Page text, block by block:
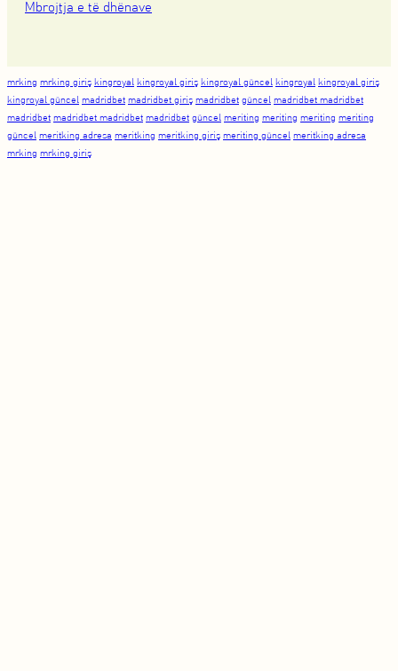
Mbrojtja e të dhënave
mrking mrking giriş kingroyal kingroyal giriş kingroyal güncel kingroyal kingroyal giriş
kingroyal güncel madridbet madridbet giriş madridbet güncel madridbet madridbet
madridbet madridbet madridbet madridbet güncel meriting meriting meriting meriting
güncel meritking adresa meritking meritking giriş meriting güncel meritking adresa
mrking mrking giriş